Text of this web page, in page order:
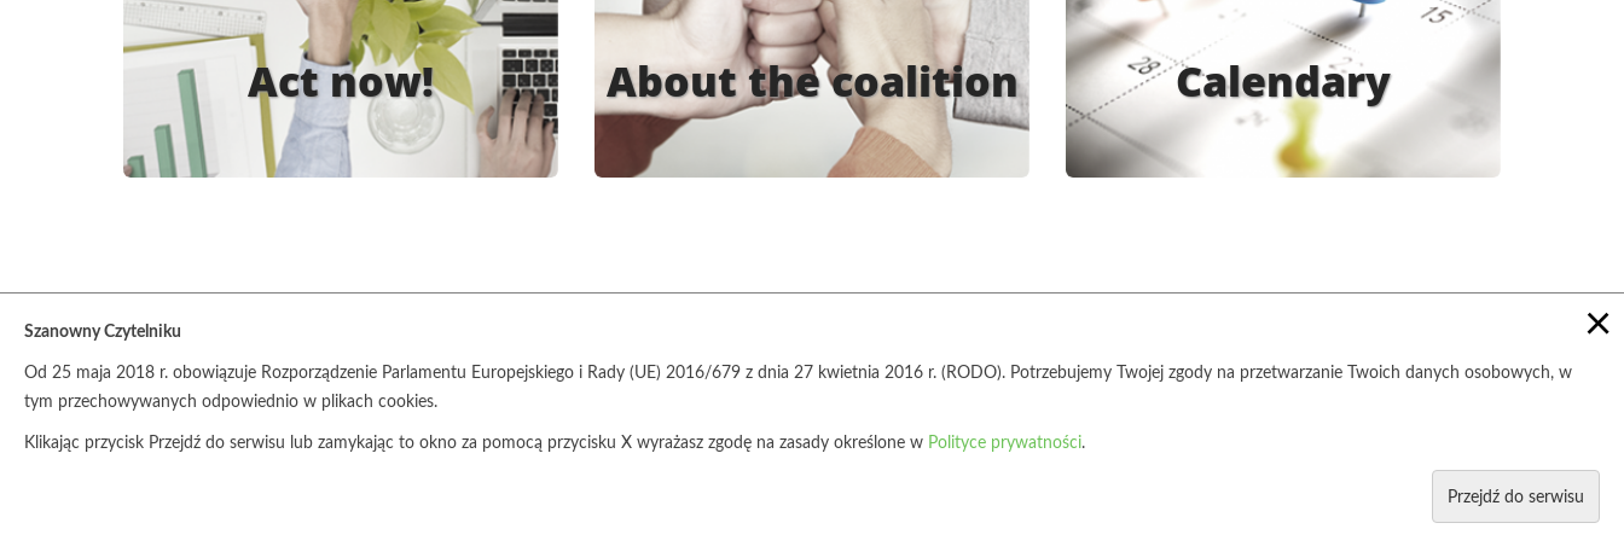
Act now! About the coalition Calendary
×
Szanowny Czytelniku
Od 25 maja 2018 r. obowiązuje Rozporządzenie Parlamentu Europejskiego i Rady (UE) 2016/679 z dnia 27 kwietnia 2016 r. (RODO). Potrzebujemy Twojej zgody na przetwarzanie Twoich danych osobowych, w
tym przechowywanych odpowiednio w plikach cookies.
Klikając przycisk Przejdź do serwisu lub zamykając to okno za pomocą przycisku X wyrażasz zgodę na zasady określone w Polityce prywatności.
Przejdź do serwisu